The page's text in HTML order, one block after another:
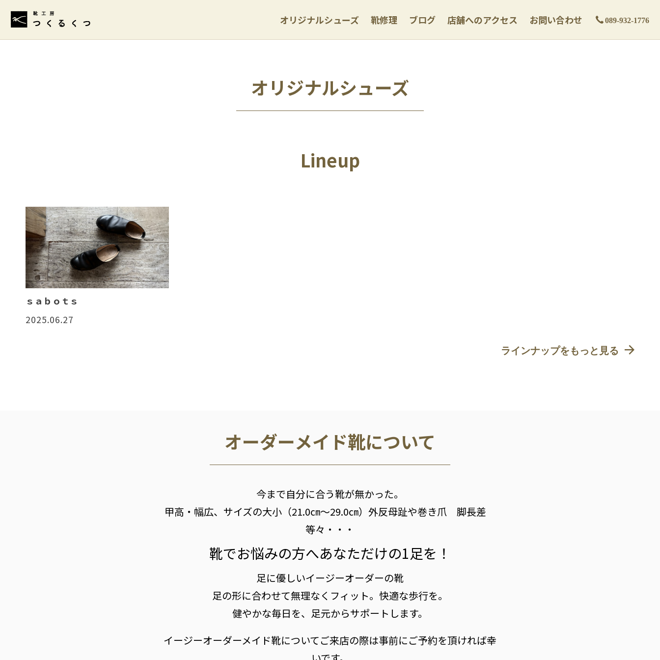
オリジナルシューズ 靴修理 ブログ 店舗へのアクセス お問い合わせ 089-932-1776
オリジナルシューズ
Lineup
ｓａｂｏｔｓ
2025.06.27
ラインナップをもっと見る
オーダーメイド靴について
今まで自分に合う靴が無かった。
甲高・幅広、サイズの大小（21.0㎝～29.0㎝）外反母趾や巻き爪 脚長差
等々・・・
靴でお悩みの方へあなただけの1足を！
足に優しいイージーオーダーの靴
足の形に合わせて無理なくフィット。 快適な歩行を。
健やかな毎日を、足元からサポートします。
イージーオーダーメイド靴についてご来店の際は事前にご予約を頂ければ幸